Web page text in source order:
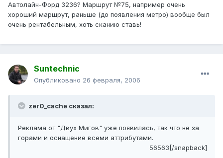
Автолайн-Форд 3236? Маршрут №75, например очень
хороший маршрут, раньше (до появления метро) вообще был
очень рентабельным, хоть сканию ставь!
Suntechnic
Опубликовано 26 февраля, 2006
zer0_cache сказал:
Реклама от "Двух Мигов" уже появилась, так что не за
горами и оснащение всеми аттрибутами.
56563[/snapback]